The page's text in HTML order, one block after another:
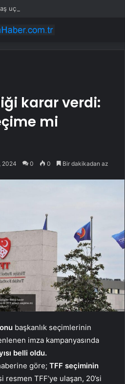
uçaklarını alarma geçirdi
karar verdi:
mi
2024 0 0 Bir dakikadan az
başkanlık seçimlerinin
imza kampanyasında
belli oldu.
göre; TFF seçiminin
resmen TFF’ye ulaşan, 20’si